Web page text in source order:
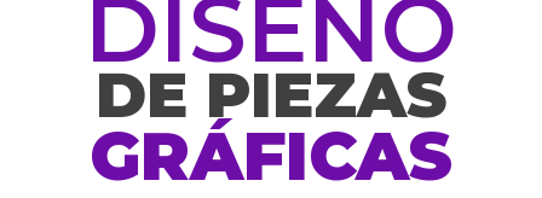
DISEÑO
DE PIEZAS
GRÁFICAS